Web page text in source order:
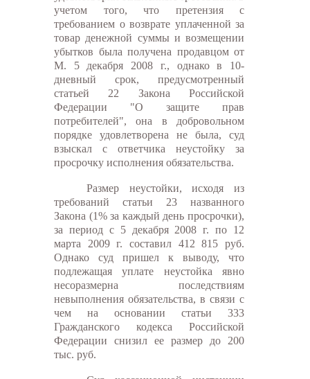
учетом того, что претензия с
требованием о возврате уплаченной за
товар денежной суммы и возмещении
убытков была получена продавцом от
М. 5 декабря 2008 г., однако в 10-
дневный срок, предусмотренный
статьей 22 Закона Российской
Федерации "О защите прав
потребителей", она в добровольном
порядке удовлетворена не была, суд
взыскал с ответчика неустойку за
просрочку исполнения обязательства.
Размер неустойки, исходя из
требований статьи 23 названного
Закона (1% за каждый день просрочки),
за период с 5 декабря 2008 г. по 12
марта 2009 г. составил 412 815 руб.
Однако суд пришел к выводу, что
подлежащая уплате неустойка явно
несоразмерна последствиям
невыполнения обязательства, в связи с
чем на основании статьи 333
Гражданского кодекса Российской
Федерации снизил ее размер до 200
тыс. руб.